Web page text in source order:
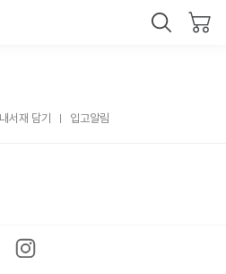
내서재 담기 입고알림